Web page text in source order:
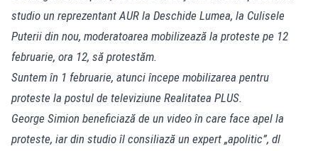
studio un reprezentant AUR la Deschide Lumea, la Culisele
Puterii din nou, moderatoarea mobilizează la proteste pe 12
februarie, ora 12, să protestăm.
Suntem în 1 februarie, atunci începe mobilizarea pentru
proteste la postul de televiziune Realitatea PLUS.
George Simion beneficiază de un video în care face apel la
proteste, iar din studio îl consiliază un expert „apolitic”, dl